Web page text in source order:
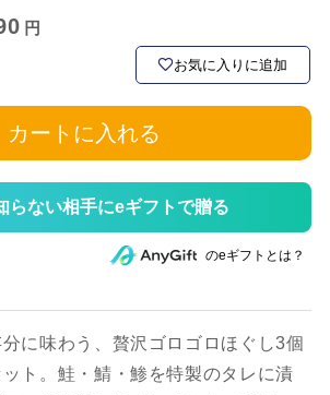
お気に入りに追加
カートに入れる
らない相手にeギフトで贈る
のeギフトとは？
に味わう、贅沢ゴロゴロほぐし3個
ト。鮭・鯖・鯵を特製のタレに漬